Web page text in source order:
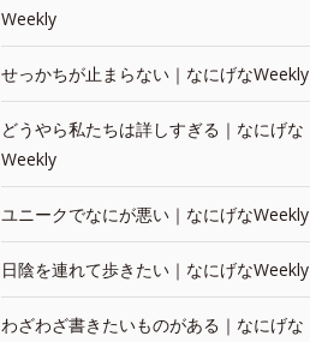
Weekly
せっかちが止まらない｜なにげなWeekly
どうやら私たちは詳しすぎる｜なにげな
Weekly
ユニークでなにが悪い｜なにげなWeekly
日陰を連れて歩きたい｜なにげなWeekly
わざわざ書きたいものがある｜なにげな